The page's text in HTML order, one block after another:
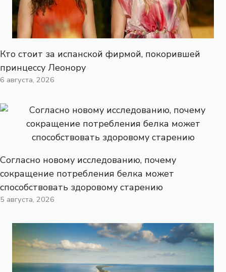
Кто стоит за испанской фирмой, покорившей
принцессу Леонору
6 августа, 2026
Согласно новому исследованию, почему
сокращение потребления белка может
способствовать здоровому старению
5 августа, 2026